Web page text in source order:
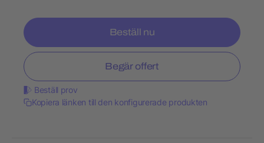
Beställ nu
Begär offert
Beställ prov
Kopiera länken till den konfigurerade produkten